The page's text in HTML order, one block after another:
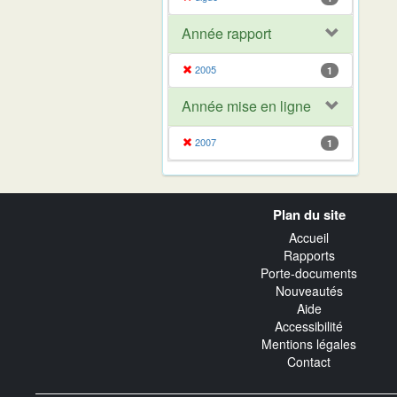
Année rapport
2005 1
Année mise en ligne
2007 1
Plan du site
Accueil
Rapports
Porte-documents
Nouveautés
Aide
Accessibilité
Mentions légales
Contact